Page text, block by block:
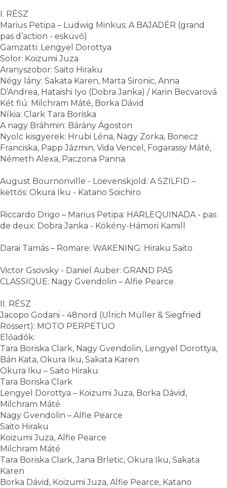
I. RÉSZ
Marius Petipa – Ludwig Minkus: A BAJADÉR (grand
pas d’action - esküvő)
Gamzatti: Lengyel Dorottya
Solor: Koizumi Juza
Aranyszobor: Saito Hiraku
Négy lány: Sakata Karen, Marta Sironic, Anna
D’Andrea, Hataishi Iyo (Dobra Janka) / Karin Becvarová
Két fiú: Milchram Máté, Borka Dávid
Níkia: Clark Tara Boriska
A nagy Bráhmin: Bárány Ágoston
Nyolc kisgyerek: Hrubi Léna, Nagy Zorka, Bonecz
Franciska, Papp Jázmin, Vida Vencel, Fogarassy Máté,
Németh Alexa, Paczona Panna
August Bournonville - Loevenskjold: A SZILFID –
kettős: Okura Iku - Katano Soichiro
Riccardo Drigo – Marius Petipa: HARLEQUINADA - pas
de deux: Dobra Janka - Kökény-Hámori Kamill
Darai Tamás – Romare: WAKENING: Hiraku Saito
Victor Gsovsky - Daniel Auber: GRAND PAS
CLASSIQUE: Nagy Gvendolin – Alfie Pearce
II. RÉSZ
Jacopo Godani - 48nord (Ulrich Müller & Siegfried
Rössert): MOTO PERPETUO
Előadók:
Tara Boriska Clark, Nagy Gvendolin, Lengyel Dorottya,
Bán Kata, Okura Iku, Sakata Karen
Okura Iku – Saito Hiraku
Tara Boriska Clark
Lengyel Dorottya – Koizumi Juza, Borka Dávid,
Milchram Máté
Nagy Gvendolin – Alfie Pearce
Saito Hiraku
Koizumi Juza, Alfie Pearce
Milchram Máté
Tara Boriska Clark, Jana Brletic, Okura Iku, Sakata
Karen
Borka Dávid, Koizumi Juza, Alfie Pearce, Katano